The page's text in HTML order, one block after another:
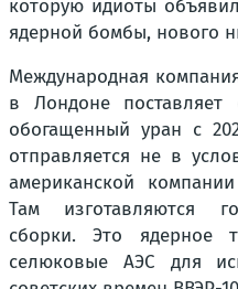
которую идиоты
ядерной бомбы, нового
Международная
в Лондоне поставляет
обогащенный уран с
отправляется не в
американской
Там изготавляются
сборки. Это ядерное
селюковые АЭС для